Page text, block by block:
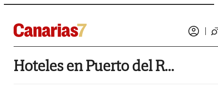
Hoteles en Puerto del Rosario